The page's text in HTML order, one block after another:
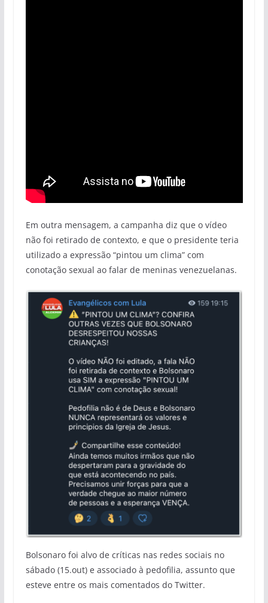
Em outra mensagem, a campanha diz que o vídeo
não foi retirado de contexto, e que o presidente teria
utilizado a expressão “pintou um clima” com
conotação sexual ao falar de meninas venezuelanas.
Bolsonaro foi alvo de críticas nas redes sociais no
sábado (15.out) e associado à pedofilia, assunto que
esteve entre os mais comentados do Twitter.